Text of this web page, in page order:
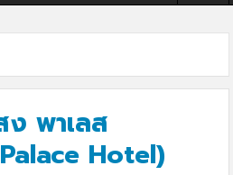
ง พาเลส
Hotel)